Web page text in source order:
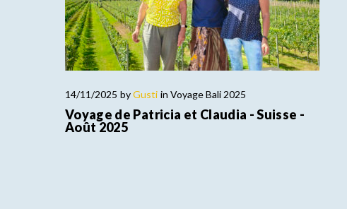
14/11/2025 byGusti in Voyage Bali 2025
Voyage de Patricia et Claudia - Suisse -
Août 2025